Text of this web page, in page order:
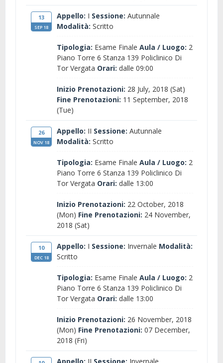
13
SEP 18
Appello: I Sessione: Autunnale
Modalità: Scritto
Tipologia: Esame Finale Aula / Luogo: 2
Piano Torre 6 Stanza 139 Policlinico Di
Tor Vergata Orari: dalle 09:00
Inizio Prenotazioni: 28 July, 2018 (Sat)
Fine Prenotazioni: 11 September, 2018
(Tue)
26
NOV 18
Appello: II Sessione: Autunnale
Modalità: Scritto
Tipologia: Esame Finale Aula / Luogo: 2
Piano Torre 6 Stanza 139 Policlinico Di
Tor Vergata Orari: dalle 13:00
Inizio Prenotazioni: 22 October, 2018
(Mon) Fine Prenotazioni: 24 November,
2018 (Sat)
10
DEC 18
Appello: I Sessione: Invernale Modalità:
Scritto
Tipologia: Esame Finale Aula / Luogo: 2
Piano Torre 6 Stanza 139 Policlinico Di
Tor Vergata Orari: dalle 13:00
Inizio Prenotazioni: 26 November, 2018
(Mon) Fine Prenotazioni: 07 December,
2018 (Fri)